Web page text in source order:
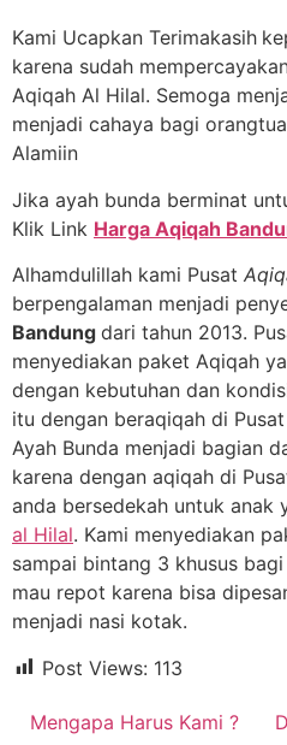
Kami Ucapkan Terimakasih
karena sudah
Aqiqah Al Hilal. Semoga
menjadi cahaya bagi
Alamiin
Jika ayah bunda berminat
Klik Link Harga Aqiqah
Alhamdulillah kami Pusat
berpengalaman menjadi
Bandung dari tahun 2013.
menyediakan paket Aqiqah
dengan kebutuhan dan
itu dengan beraqiqah di Pusat
Ayah Bunda menjadi bagian
karena dengan aqiqah di
anda bersedekah untuk anak
al Hilal. Kami menyediakan
sampai bintang 3 khusus
mau repot karena bisa
menjadi nasi kotak.
Post Views: 113
Mengapa Harus Kami ?